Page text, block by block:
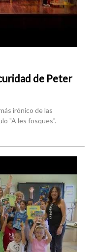
de Peter
irónico de las
"A les fosques".